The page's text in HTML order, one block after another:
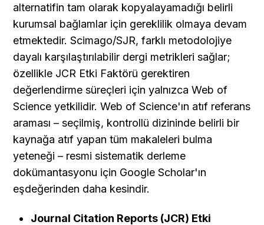
alternatifin tam olarak kopyalayamadığı belirli
kurumsal bağlamlar için gereklilik olmaya devam
etmektedir. Scimago/SJR, farklı metodolojiye
dayalı karşılaştırılabilir dergi metrikleri sağlar;
özellikle JCR Etki Faktörü gerektiren
değerlendirme süreçleri için yalnızca Web of
Science yetkilidir. Web of Science'ın atıf referans
araması – seçilmiş, kontrollü dizininde belirli bir
kaynağa atıf yapan tüm makaleleri bulma
yeteneği – resmi sistematik derleme
dokümantasyonu için Google Scholar'ın
eşdeğerinden daha kesindir.
Journal Citation Reports (JCR) Etki